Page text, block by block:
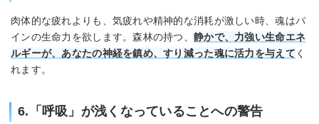
肉体的な疲れよりも、気疲れや精神的な消耗が激しい時、魂はパ
インの生命力を欲します。森林の持つ、静かで、力強い生命エネ
ルギーが、あなたの神経を鎮め、すり減った魂に活力を与えて く
れます。
6.「呼吸」が浅くなっていることへの警告